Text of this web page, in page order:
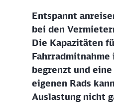
Entspannt
bei den
Die Kapazitäten
Fahrradmitnahme
begrenzt und
eigenen Rads
Auslastung nicht